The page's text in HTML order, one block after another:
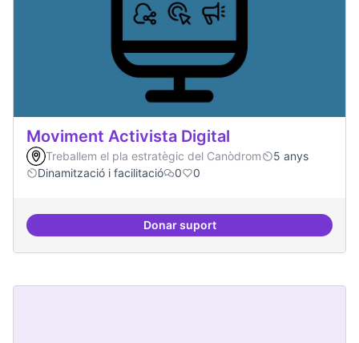
Moviment Activista Digital
Treballem el pla estratègic del Canòdrom
5 anys
Dinamització i facilitació
0 0
Donar suportMoviment Activista Digital